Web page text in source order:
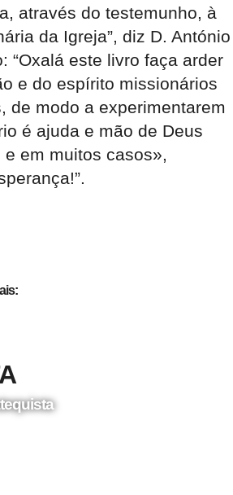
através do testemunho, à
da Igreja”, diz D. António
“Oxalá este livro faça arder
e do espírito missionários
de modo a experimentarem
é ajuda e mão de Deus
em muitos casos»,